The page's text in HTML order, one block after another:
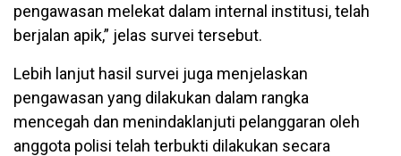
pengawasan melekat dalam internal institusi, telah
berjalan apik,” jelas survei tersebut.
Lebih lanjut hasil survei juga menjelaskan
pengawasan yang dilakukan dalam rangka
mencegah dan menindaklanjuti pelanggaran oleh
anggota polisi telah terbukti dilakukan secara